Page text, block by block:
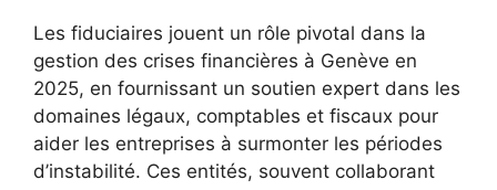
Les fiduciaires jouent un rôle pivotal dans la
gestion des crises financières à Genève en
2025, en fournissant un soutien expert dans les
domaines légaux, comptables et fiscaux pour
aider les entreprises à surmonter les périodes
d’instabilité. Ces entités, souvent collaborant